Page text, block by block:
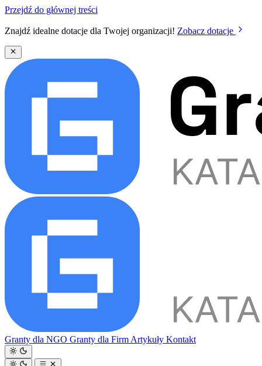
Przejdź do głównej treści
Znajdź idealne dotacje dla Twojej organizacji! Zobacz dotacje
Granty dla NGO Granty dla Firm Artykuły Kontakt